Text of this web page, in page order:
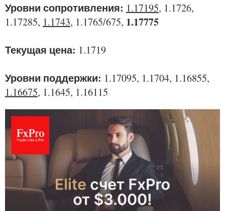
Уровни сопротивления: 1.17195, 1.1726,
1.17285, 1.1743, 1.1765/675, 1.17775
Текущая цена: 1.1719
Уровни поддержки: 1.17095, 1.1704, 1.16855,
1.16675, 1.1645, 1.16115